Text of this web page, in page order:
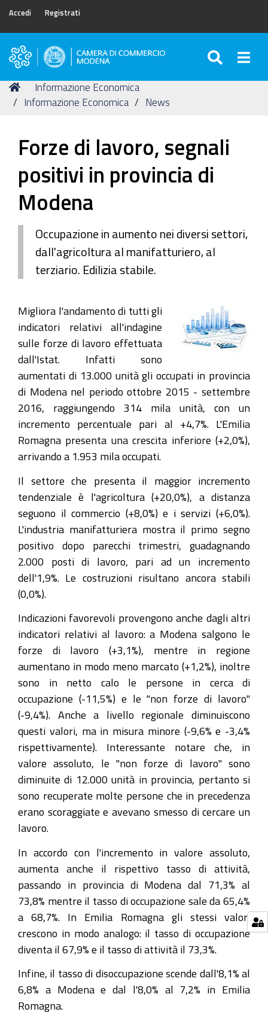
Accedi Registrati
Camera
Commercio
di
Tu
sei
Home
Informazione Economica
Informazione Economica
News
Forze di lavoro, segnali
positivi in provincia di
Modena
Occupazione in aumento nei diversi settori,
dall'agricoltura al manifatturiero, al
terziario. Edilizia stabile.
Migliora l'andamento di tutti gli
indicatori relativi all'indagine
sulle forze di lavoro effettuata
dall'Istat. Infatti sono
aumentati di 13.000 unità gli occupati in provincia
di Modena nel periodo ottobre 2015 - settembre
2016, raggiungendo 314 mila unità, con un
incremento percentuale pari al +4,7%. L'Emilia
Romagna presenta una crescita inferiore (+2,0%),
arrivando a 1.953 mila occupati.
Il settore che presenta il maggior incremento
tendenziale è l'agricoltura (+20,0%), a distanza
seguono il commercio (+8,0%) e i servizi (+6,0%).
L'industria manifatturiera mostra il primo segno
positivo dopo parecchi trimestri, guadagnando
2.000 posti di lavoro, pari ad un incremento
dell'1,9%. Le costruzioni risultano ancora stabili
(0,0%).
Indicazioni favorevoli provengono anche dagli altri
indicatori relativi al lavoro: a Modena salgono le
forze di lavoro (+3,1%), mentre in regione
aumentano in modo meno marcato (+1,2%), inoltre
sono in netto calo le persone in cerca di
occupazione (-11,5%) e le "non forze di lavoro"
(-9,4%). Anche a livello regionale diminuiscono
questi valori, ma in misura minore (-9,6% e -3,4%
rispettivamente). Interessante notare che, in
valore assoluto, le "non forze di lavoro" sono
diminuite di 12.000 unità in provincia, pertanto si
sono recuperate molte persone che in precedenza
erano scoraggiate e avevano smesso di cercare un
lavoro.
In accordo con l'incremento in valore assoluto,
aumenta anche il rispettivo tasso di attività,
passando in provincia di Modena dal 71,3% al
73,8% mentre il tasso di occupazione sale da 65,4%
a 68,7%. In Emilia Romagna gli stessi valori
crescono in modo analogo: il tasso di occupazione
diventa il 67,9% e il tasso di attività il 73,3%.
Infine, il tasso di disoccupazione scende dall'8,1% al
6,8% a Modena e dal l'8,0% al 7,2% in Emilia
Romagna.